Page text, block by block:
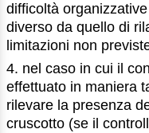
difficoltà
diverso da quello di
limitazioni non
4. nel caso in cui il
effettuato in maniera
rilevare la presenza
cruscotto (se il